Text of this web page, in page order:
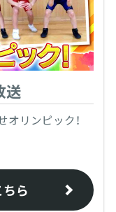
送
オリンピック！
ら